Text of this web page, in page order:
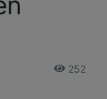
252